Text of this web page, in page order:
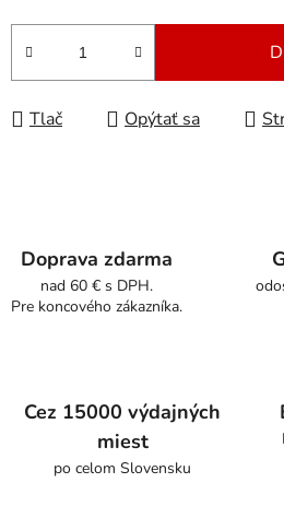
Jednotková cena:
Tlač Opýtať sa
Doprava zdarma
nad 60 € s DPH.
Pre koncového zákazníka.
Cez 15000 výdajných
miest
po celom Slovensku